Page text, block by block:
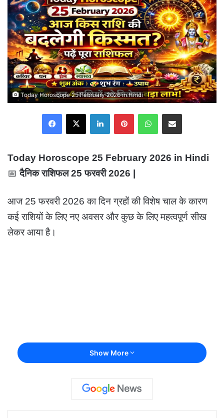
Today Horoscope 25 February 2026 in Hindi
Today Horoscope 25 February 2026 in Hindi
📅दैनिक राशिफल 25 फरवरी 2026 |
आज 25 फरवरी 2026 का दिन ग्रहों की विशेष चाल के कारण
कई राशियों के लिए नए अवसर और कुछ के लिए महत्वपूर्ण सीख
लेकर आया है।
Show More